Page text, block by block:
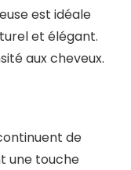
est idéale
et élégant.
aux cheveux.
de
une touche